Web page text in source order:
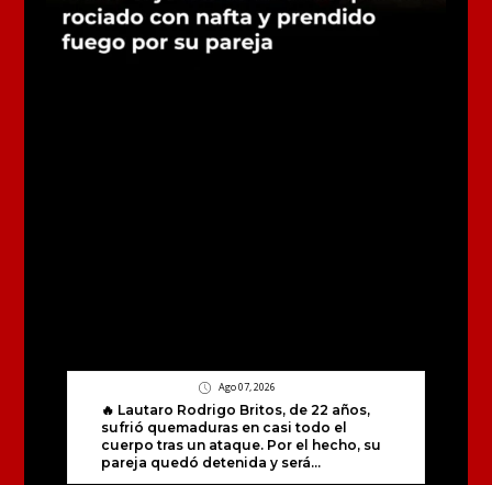
Ago 07, 2026
🔥 Lautaro Rodrigo Britos, de 22 años,
sufrió quemaduras en casi todo el
cuerpo tras un ataque. Por el hecho, su
pareja quedó detenida y será...